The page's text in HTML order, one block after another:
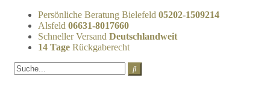
Persönliche Beratung Bielefeld 05202-1509214
Alsfeld 06631-8017660
Schneller Versand Deutschlandweit
14 Tage Rückgaberecht